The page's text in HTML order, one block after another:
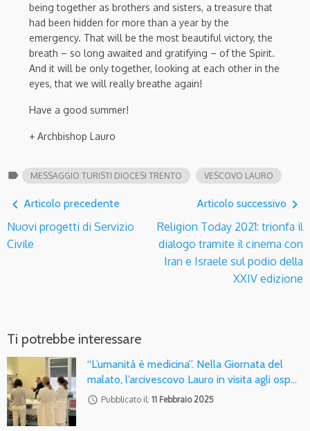
being together as brothers and sisters, a treasure that
had been hidden for more than a year by the
emergency. That will be the most beautiful victory, the
breath – so long awaited and gratifying – of the Spirit.
And it will be only together, looking at each other in the
eyes, that we will really breathe again!
Have a good summer!
+ Archbishop Lauro
label MESSAGGIO TURISTI DIOCESI TRENTO VESCOVO LAURO
navigate_before Articolo precedente
Nuovi progetti di Servizio
Civile
Articolo successivo navigate_next
Religion Today 2021: trionfa il
dialogo tramite il cinema con
Iran e Israele sul podio della
XXIV edizione
Ti potrebbe interessare
“L’umanità è medicina”. Nella Giornata del
malato, l’arcivescovo Lauro in visita agli osp…
access_time Pubblicato il: 11 Febbraio 2025